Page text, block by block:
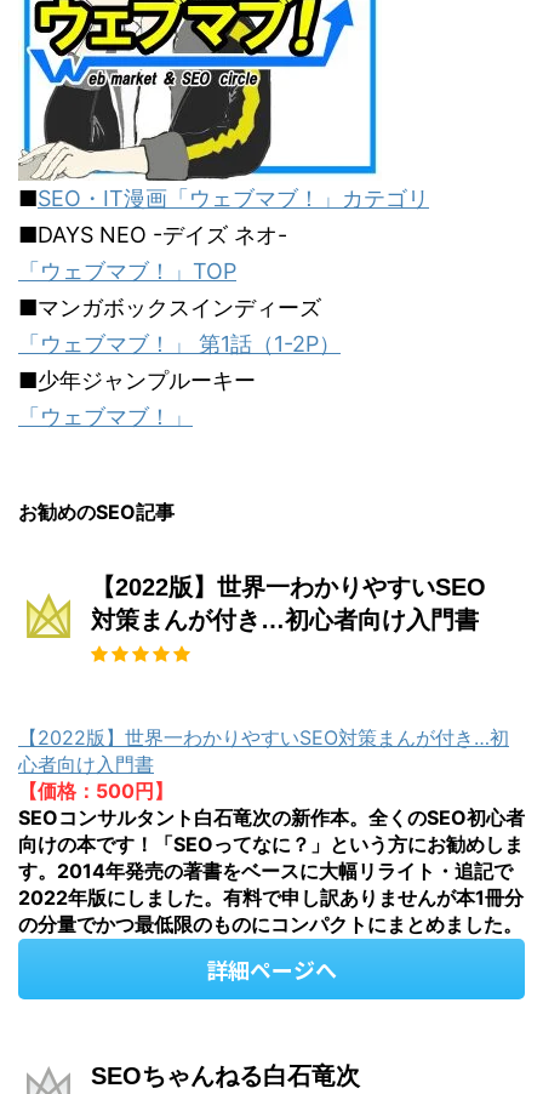
■SEO・IT漫画「ウェブマブ！」カテゴリ
■DAYS NEO -デイズ ネオ-
「ウェブマブ！」TOP
■マンガボックスインディーズ
「ウェブマブ！」 第1話（1-2P）
■少年ジャンプルーキー
「ウェブマブ！」
お勧めのSEO記事
【2022版】世界一わかりやすいSEO
対策まんが付き…初心者向け入門書
【2022版】世界一わかりやすいSEO対策まんが付き…初
心者向け入門書
【価格：500円】
SEOコンサルタント白石竜次の新作本。全くのSEO初心者
向けの本です！「SEOってなに？」という方にお勧めしま
す。2014年発売の著書をベースに大幅リライト・追記で
2022年版にしました。有料で申し訳ありませんが本1冊分
の分量でかつ最低限のものにコンパクトにまとめました。
詳細ページへ
SEOちゃんねる白石竜次